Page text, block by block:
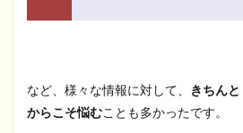
など、様々な情報に対して、
きちん
からこそ悩むことも多かったです。